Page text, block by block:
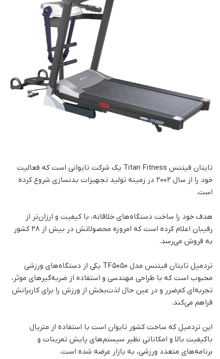
تایتان فیتنس Titan Fitness یک شرکت تایوانی است که فعالیت
خود را از سال ۲۰۰۲ در زمینه تولید تجهیزات بدنسازی شروع کرده
است.
هدف خود را ساخت دستگاه‌های خلاقانه، با کیفیت و ارزان‌تر از
رقیبان اعلام کرده است که امروزه محصولاتش در بیش از ۲۸ کشور
به فروش می‌رسد.
تردمیل تایتان فیتنس مدل TF5050 یکی از دستگاه‌های ورزشی
محبوب است که با طراحی مهندسی و استفاده از ضربه‌گیرهای موثر،
تجربه‌ای کم‌ضرر و در عین حال لذت‌بخش از ورزش را برای کاربرانش
فراهم می‌کند.
این تردمیل که ساخت کشور تایوان است با استفاده از متریال
باکیفیت بالا و امکاناتی نظیر سیستم‌های پایش تمرینات و
برنامه‌های متعدد ورزشی، به بازار عرضه شده است.